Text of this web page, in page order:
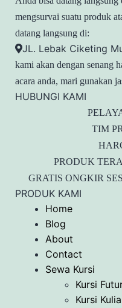
mengsurvai suatu produk
datang langsung di:
JL. Lebak Ciketing
kami akan dengan senang
acara anda, mari gunakan
HUBUNGI KAMI
TIM
PRODUK
GRATIS ONGKIR
PRODUK KAMI
Home
Blog
About
Contact
Sewa Kursi
Kursi
Kursi